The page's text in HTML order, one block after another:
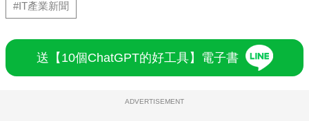
#IT產業新聞
送【10個ChatGPT的好工具】電子書
ADVERTISEMENT